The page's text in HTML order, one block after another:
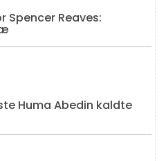
Spencer Reaves:
Huma Abedin kaldte